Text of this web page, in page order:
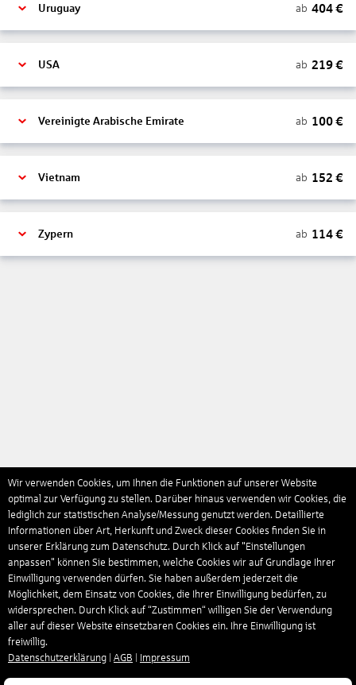
Uruguay ab 404€
USA ab 219€
Vereinigte Arabische Emirate ab 100€
Vietnam ab 152 €
Zypern ab 114€
Wir verwenden Cookies, um Ihnen die Funktionen auf unserer Website
optimal zur Verfügung zu stellen. Darüber hinaus verwenden wir Cookies, die
lediglich zur statistischen Analyse/Messung genutzt werden. Detaillierte
Informationen über Art, Herkunft und Zweck dieser Cookies finden Sie in
unserer Erklärung zum Datenschutz. Durch Klick auf "Einstellungen
anpassen" können Sie bestimmen, welche Cookies wir auf Grundlage Ihrer
Einwilligung verwenden dürfen. Sie haben außerdem jederzeit die
Möglichkeit, dem Einsatz von Cookies, die Ihrer Einwilligung bedürfen, zu
widersprechen. Durch Klick auf “Zustimmen“ willigen Sie der Verwendung
aller auf dieser Website einsetzbaren Cookies ein. Ihre Einwilligung ist
freiwillig.
Datenschutzerklärung
AGB Impressum